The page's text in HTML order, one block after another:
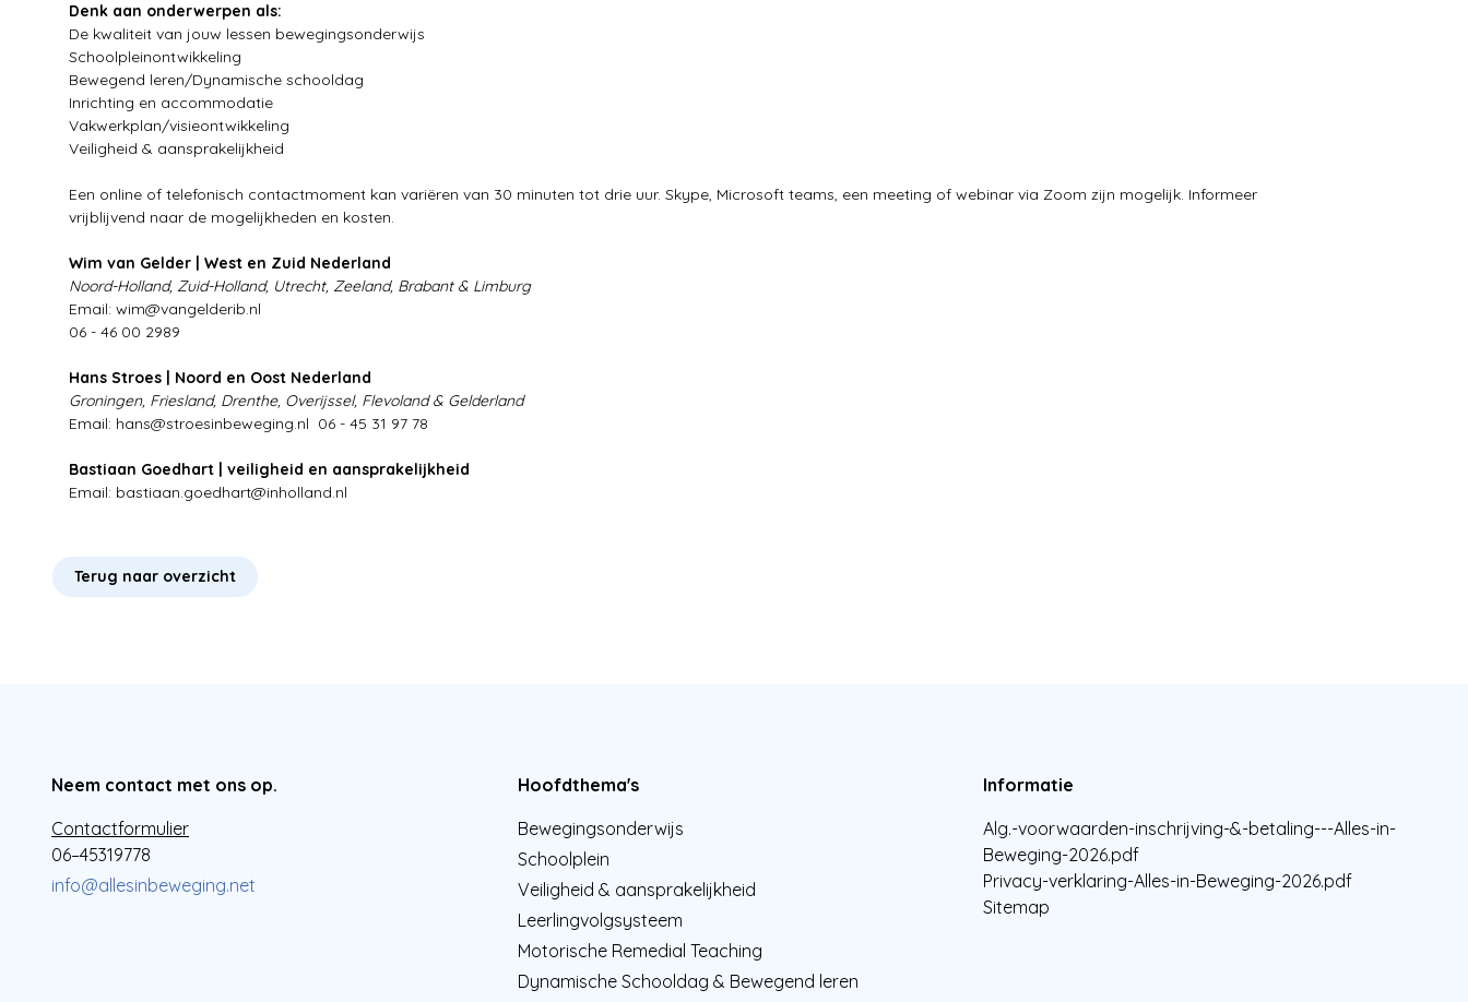
Denk aan onderwerpen als:
De kwaliteit van jouw lessen bewegingsonderwijs
Schoolpleinontwikkeling
Bewegend leren/Dynamische schooldag
Inrichting en accommodatie
Vakwerkplan/visieontwikkeling
Veiligheid & aansprakelijkheid
Een online of telefonisch contactmoment kan variëren van 30 minuten tot drie uur. Skype, Microsoft teams, een meeting of webinar via Zoom zijn mogelijk. Informeer
vrijblijvend naar de mogelijkheden en kosten.
Wim van Gelder | West en Zuid Nederland
Noord-Holland, Zuid-Holland, Utrecht, Zeeland, Brabant & Limburg
Email: wim@vangelderib.nl
06 - 46 00 2989
Hans Stroes | Noord en Oost Nederland
Groningen, Friesland, Drenthe, Overijssel, Flevoland & Gelderland
Email: hans@stroesinbeweging.nl 06 - 45 31 97 78
Bastiaan Goedhart | veiligheid en aansprakelijkheid
Email: bastiaan.goedhart@inholland.nl
Terug naar overzicht
Neem contact met ons op.
Contactformulier
06–45319778
info@allesinbeweging.net
Hoofdthema's
Bewegingsonderwijs
Schoolplein
Veiligheid & aansprakelijkheid
Leerlingvolgsysteem
Motorische Remedial Teaching
Dynamische Schooldag & Bewegend leren
Informatie
Alg.-voorwaarden-inschrijving-&-betaling---Alles-in-
Beweging-2026.pdf
Privacy-verklaring-Alles-in-Beweging-2026.pdf
Sitemap